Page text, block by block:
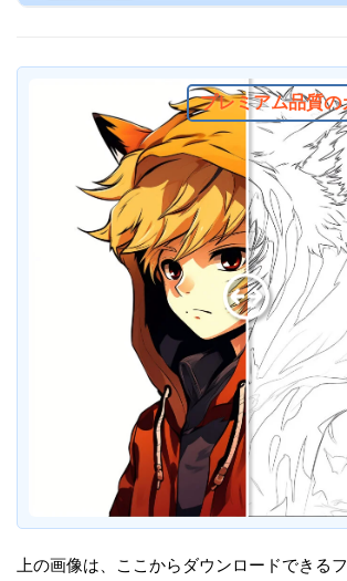
プレミアム品質の
上の画像は、ここからダウンロードできる